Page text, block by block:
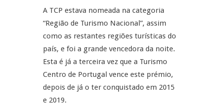
A TCP estava nomeada na categoria
“Região de Turismo Nacional”, assim
como as restantes regiões turísticas do
país, e foi a grande vencedora da noite.
Esta é já a terceira vez que a Turismo
Centro de Portugal vence este prémio,
depois de já o ter conquistado em 2015
e 2019.